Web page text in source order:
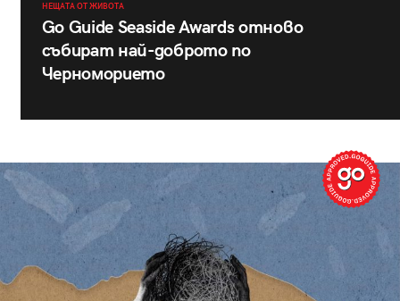
НЕЩАТА ОТ ЖИВОТА
Go Guide Seaside Awards отново
събират най-доброто по
Черноморието